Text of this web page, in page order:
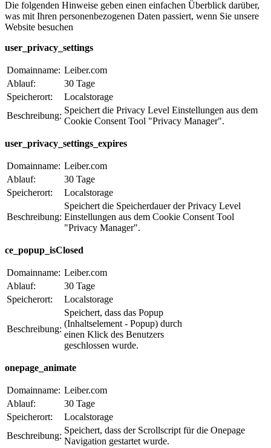
Die folgenden Hinweise geben einen einfachen Überblick darüber,
was mit Ihren personenbezogenen Daten passiert, wenn Sie unsere
Website besuchen
user_privacy_settings
Domainname: Leiber.com
Ablauf:
30 Tage
Speicherort:
Localstorage
Beschreibung:
Speichert die Privacy Level Einstellungen aus dem
Cookie Consent Tool "Privacy Manager".
user_privacy_settings_expires
Domainname: Leiber.com
Ablauf:
30 Tage
Speicherort:
Localstorage
Beschreibung:
Speichert die Speicherdauer der Privacy Level
Einstellungen aus dem Cookie Consent Tool
"Privacy Manager".
ce_popup_isClosed
Domainname: Leiber.com
Ablauf:
30 Tage
Speicherort:
Localstorage
Beschreibung:
Speichert, dass das Popup
(Inhaltselement - Popup) durch
einen Klick des Benutzers
geschlossen wurde.
onepage_animate
Domainname: Leiber.com
Ablauf:
30 Tage
Speicherort:
Localstorage
Beschreibung:
Speichert, dass der Scrollscript für die Onepage
Navigation gestartet wurde.